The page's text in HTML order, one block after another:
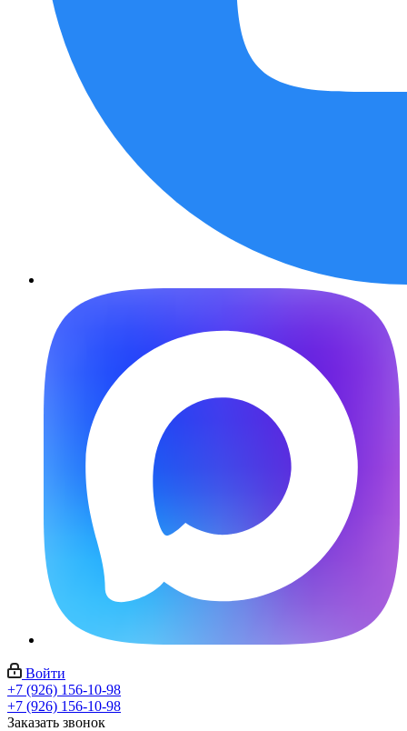
Войти
+7 (926) 156-10-98
+7 (926) 156-10-98
Заказать звонок